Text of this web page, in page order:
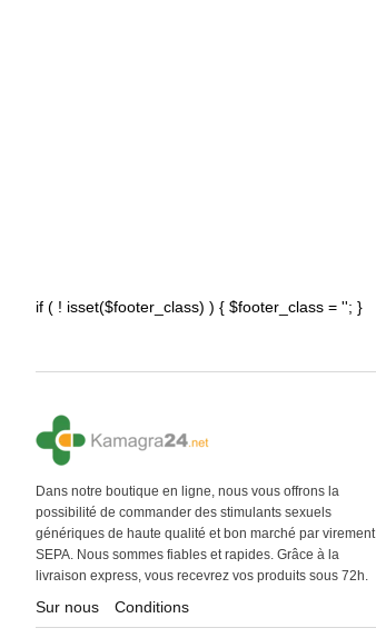
if ( ! isset($footer_class) ) { $footer_class = ''; }
Dans notre boutique en ligne, nous vous offrons la
possibilité de commander des stimulants sexuels
génériques de haute qualité et bon marché par virement
SEPA. Nous sommes fiables et rapides. Grâce à la
livraison express, vous recevrez vos produits sous 72h.
Sur nous Conditions